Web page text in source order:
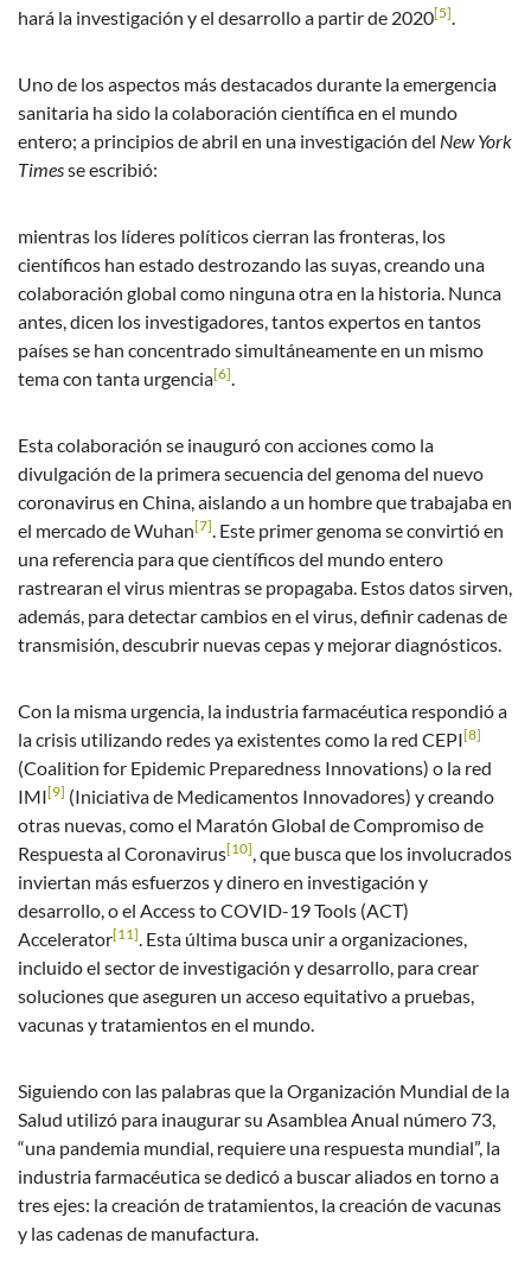
hará la investigación y el desarrollo a partir de 2020[5]
Uno de los aspectos más destacados durante la emergencia
sanitaria ha sido la colaboración científica en el mundo
entero; a principios de abril en una investigación del New York
Timesse escribió:
mientras los líderes políticos cierran las fronteras, los
científicos han estado destrozando las suyas, creando una
colaboración global como ninguna otra en la historia. Nunca
antes, dicen los investigadores, tantos expertos en tantos
países se han concentrado simultáneamente en un mismo
tema con tanta urgencia[6]
Esta colaboración se inauguró con acciones como la
divulgación de la primera secuencia del genoma del nuevo
coronavirus en China, aislando a un hombre que trabajaba en
el mercado de Wuhan[7] . Este primer genoma se convirtió en
una referencia para que científicos del mundo entero
rastrearan el virus mientras se propagaba. Estos datos sirven,
además, para detectar cambios en el virus, definir cadenas de
transmisión, descubrir nuevas cepas y mejorar diagnósticos.
Con la misma urgencia, la industria farmacéutica respondió a
la crisis utilizando redes ya existentes como la red CEPI[8]
(Coalition for Epidemic Preparedness Innovations) o la red
IMI[9] (Iniciativa de Medicamentos Innovadores) y creando
otras nuevas, como el Maratón Global de Compromiso de
Respuesta al Coronavirus[10] , que busca que los involucrados
inviertan más esfuerzos y dinero en investigación y
desarrollo, o el Access to COVID-19 Tools (ACT)
Accelerator[11] . Esta última busca unir a organizaciones,
incluido el sector de investigación y desarrollo, para crear
soluciones que aseguren un acceso equitativo a pruebas,
vacunas y tratamientos en el mundo.
Siguiendo con las palabras que la Organización Mundial de la
Salud utilizó para inaugurar su Asamblea Anual número 73,
“una pandemia mundial, requiere una respuesta mundial”, la
industria farmacéutica se dedicó a buscar aliados en torno a
tres ejes: la creación de tratamientos, la creación de vacunas
y las cadenas de manufactura.